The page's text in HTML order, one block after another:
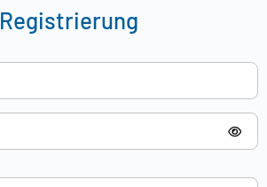
Registrierung